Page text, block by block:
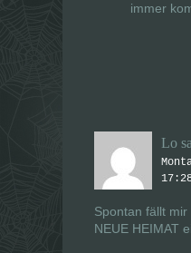
immer
Lo
Spontan fällt mir
NEUE HEIMAT